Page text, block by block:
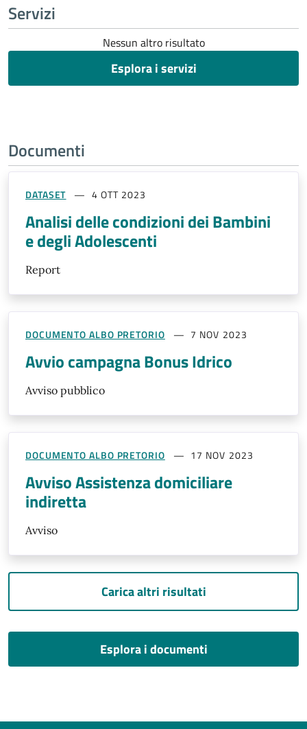
Servizi
Nessun altro risultato
Esplora i servizi
Documenti
DATASET 4 OTT 2023
Analisi delle condizioni dei Bambini
e degli Adolescenti
Report
DOCUMENTO ALBO PRETORIO 7 NOV 2023
Avvio campagna Bonus Idrico
Avviso pubblico
DOCUMENTO ALBO PRETORIO 17 NOV 2023
Avviso Assistenza domiciliare
indiretta
Avviso
Carica altri risultati
Esplora i documenti